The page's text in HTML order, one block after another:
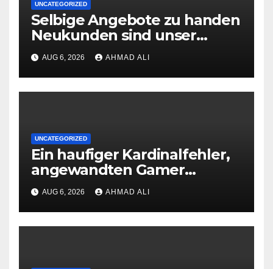
UNCATEGORIZED
Selbige Angebote zu handen
Neukunden sind unser
Einzig logische, is ins
Sehorgan fallt, wenn man
‘ne Spielsalon-Webseite
besucht
AUG 6, 2026 AHMAD ALI
UNCATEGORIZED
Ein haufiger Kardinalfehler,
angewandten Gamer
machen, ist dies Ablassen
der Bonusbedingungen
AUG 6, 2026 AHMAD ALI